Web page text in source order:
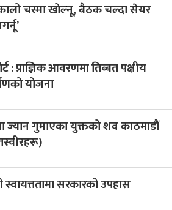
चस्मा खोल्नू, बैठक चल्दा सेयर
: प्राज्ञिक आवरणमा तिब्बत पक्षीय
योजना
ज्यान गुमाएका युक्तको शव काठमाडौं
स्वायत्ततामा सरकारको उपहास